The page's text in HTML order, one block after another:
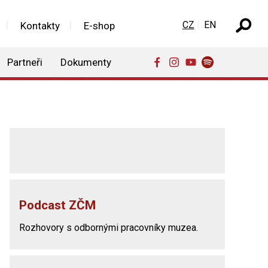
Kontakty E-shop
Partneři Dokumenty
Zvolte jazyk
CZ EN
Podcast ZČM
Rozhovory s odbornými pracovníky muzea.